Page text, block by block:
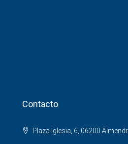
Contacto
Plaza Iglesia, 6, 06200